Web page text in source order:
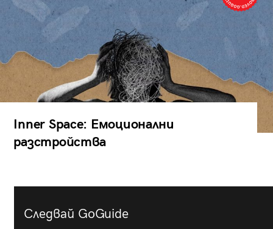
Inner Space: Емоционални
разстройства
Следвай GoGuide